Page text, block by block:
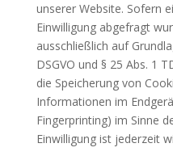
unserer Website. Sofern
Einwilligung abgefragt
ausschließlich auf
DSGVO und § 25 Abs. 1
die Speicherung von
Informationen im
Fingerprinting) im Sinne
Einwilligung ist jederzeit